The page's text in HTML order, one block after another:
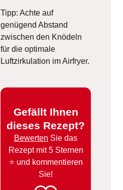
Tipp: Achte auf
genügend Abstand
zwischen den Knödeln
für die optimale
Luftzirkulation im Airfryer.
Gefällt Ihnen
dieses Rezept?
Bewerten Sie das
Rezept mit 5 Sternen
⭐️ und kommentieren
Sie!